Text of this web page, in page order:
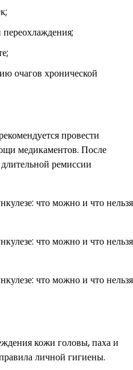
переохлаждения;
очагов хронической
провести
медикаментов. После
ремиссии
кожи головы, паха и
личной гигиены.